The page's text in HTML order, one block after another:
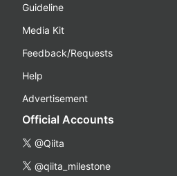
Guideline
Media Kit
Feedback/Requests
Help
Advertisement
Official Accounts
@Qiita
@qiita_milestone